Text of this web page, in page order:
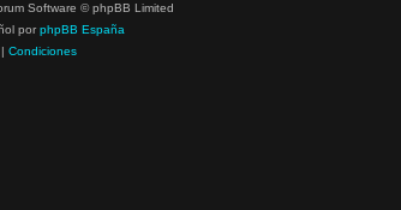
Software © phpBB Limited
por phpBB España
Condiciones